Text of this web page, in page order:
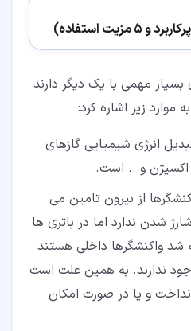
مهمی با یک دیگر دارند
موارد زیر اشاره کرد:
انرژی شیمیایی گازهای
اکسیژن و... است.
از بیرون تامین می
شدن ندارد اما در باتری ها
شد واکنشگرها داخلی هستند
ندارند. به همین علت است
انداخت و یا در صورت امکان